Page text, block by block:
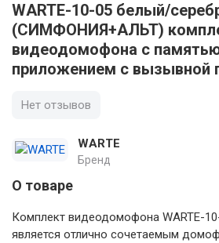
WARTE-10-05 белый/
(СИМФОНИЯ+АЛЬТ)
видеодомофона с
приложением с вызывной
Нет отзывов
WARTE
Бренд
О товаре
Комплект видеодомофона WARTE-
является отлично сочетаемым